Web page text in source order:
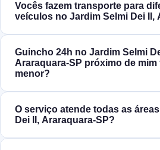
Vocês fazem transporte para
veículos no Jardim Selmi Dei II,
Guincho 24h no Jardim Selmi
Araraquara‑SP próximo de
menor?
O serviço atende todas as
Dei II, Araraquara‑SP?